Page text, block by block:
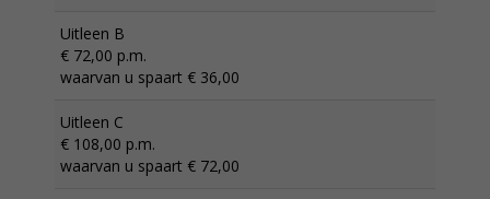
Uitleen B
€ 72,00 p.m.
waarvan u spaart € 36,00
Uitleen C
€ 108,00 p.m.
waarvan u spaart € 72,00